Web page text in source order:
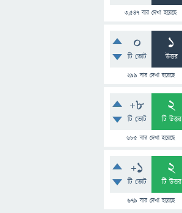
3,547 বার দেখা হয়েছে
0
টি ভোট
1
উত্তর
299 বার দেখা হয়েছে
+8
টি ভোট
2
টি উত্তর
685 বার দেখা হয়েছে
+1
টি ভোট
2
টি উত্তর
679 বার দেখা হয়েছে